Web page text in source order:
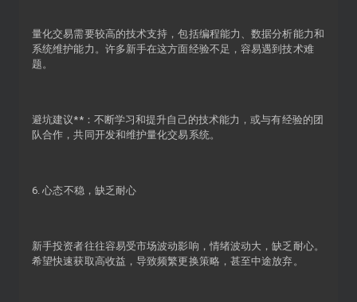
量化交易需要较高的技术支持，包括编程能力、数据分析能力和
系统维护能力。许多新手在这方面经验不足，容易遇到技术难
题。
避坑建议**：不断学习和提升自己的技术能力，或与有经验的团
队合作，共同开发和维护量化交易系统。
6. 心态不稳，缺乏耐心
新手投资者往往容易受市场波动影响，情绪波动大，缺乏耐心。
希望快速获取高收益，导致频繁更换策略，甚至中途放弃。